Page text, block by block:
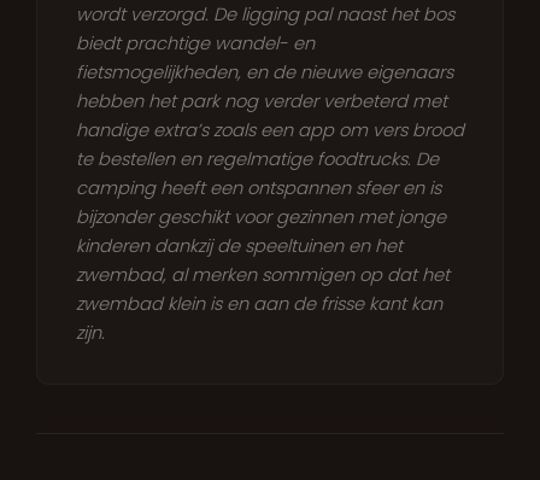
wordt verzorgd. De ligging pal naast het bos
biedt prachtige wandel- en
fietsmogelijkheden, en de nieuwe eigenaars
hebben het park nog verder verbeterd met
handige extra’s zoals een app om vers brood
te bestellen en regelmatige foodtrucks. De
camping heeft een ontspannen sfeer en is
bijzonder geschikt voor gezinnen met jonge
kinderen dankzij de speeltuinen en het
zwembad, al merken sommigen op dat het
zwembad klein is en aan de frisse kant kan
zijn.